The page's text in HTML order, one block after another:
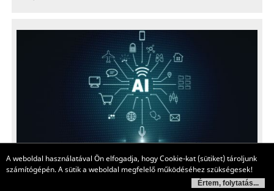
A weboldal használatával Ön elfogadja, hogy Cookie-kat (sütiket) tároljunk
számítógépén. A sütik a weboldal megfelelő működéséhez szükségesek!
Értem, folytatás...